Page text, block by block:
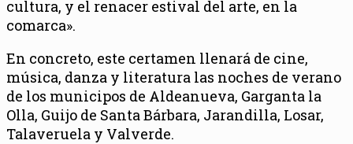
cultura, y el renacer estival del arte, en la
comarca».
En concreto, este certamen llenará de cine,
música, danza y literatura las noches de verano
de los municipos de Aldeanueva, Garganta la
Olla, Guijo de Santa Bárbara, Jarandilla, Losar,
Talaveruela y Valverde.